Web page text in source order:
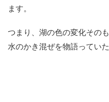
ます。
つまり、湖の色の変化その
水のかき混ぜを物語っていた